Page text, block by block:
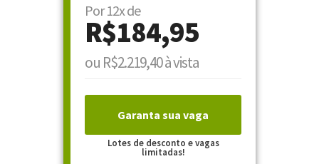
Por 12x de
R$184,95
ou R$2.219,40 à vista
Garanta sua vaga
Lotes de desconto e vagas
limitadas!